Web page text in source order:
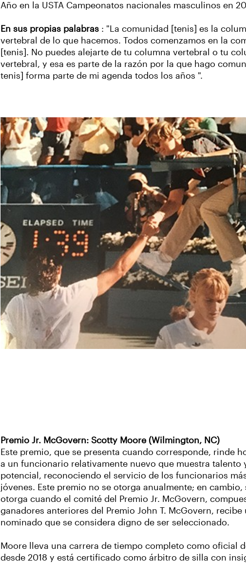
Año en la USTA Campeonatos nacionales masculinos en
En sus propias palabras : "La comunidad [tenis] es la
vertebral de lo que hacemos. Todos comenzamos en la
[tenis]. No puedes alejarte de tu columna vertebral o tu
vertebral, y esa es parte de la razón por la que hago
tenis] forma parte de mi agenda todos los años ".
Premio Jr. McGovern: Scotty Moore (Wilmington, NC)
Este premio, que se presenta cuando corresponde, rinde
a un funcionario relativamente nuevo que muestra talento
potencial, reconociendo el servicio de los funcionarios
jóvenes. Este premio no se otorga anualmente; en cambio,
otorga cuando el comité del Premio Jr. McGovern,
ganadores anteriores del Premio John T. McGovern, recibe
nominado que se considera digno de ser seleccionado.
Moore lleva una carrera de tiempo completo como oficial
desde 2018 y está certificado como árbitro de silla con